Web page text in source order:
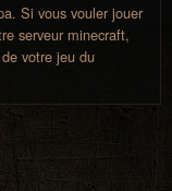
Si vous vouler jouer
serveur minecraft,
votre jeu du